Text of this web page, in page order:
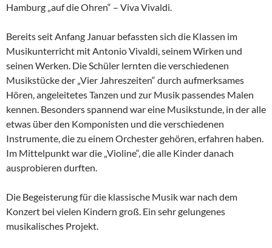
Hamburg „auf die Ohren“ – Viva Vivaldi.
Bereits seit Anfang Januar befassten sich die Klassen im
Musikunterricht mit Antonio Vivaldi, seinem Wirken und
seinen Werken. Die Schüler lernten die verschiedenen
Musikstücke der „Vier Jahreszeiten“ durch aufmerksames
Hören, angeleitetes Tanzen und zur Musik passendes Malen
kennen. Besonders spannend war eine Musikstunde, in der alle
etwas über den Komponisten und die verschiedenen
Instrumente, die zu einem Orchester gehören, erfahren haben.
Im Mittelpunkt war die „Violine“, die alle Kinder danach
ausprobieren durften.
Die Begeisterung für die klassische Musik war nach dem
Konzert bei vielen Kindern groß. Ein sehr gelungenes
musikalisches Projekt.